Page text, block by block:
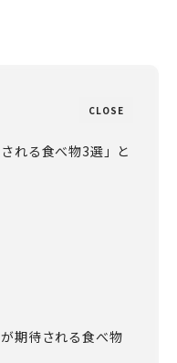
CLOSE
れる食べ物3選」と
期待される食べ物